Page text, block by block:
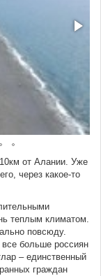
от Алании. Уже
через какое-то
теплым климатом.
повсюду.
больше россиян
– единственный
граждан